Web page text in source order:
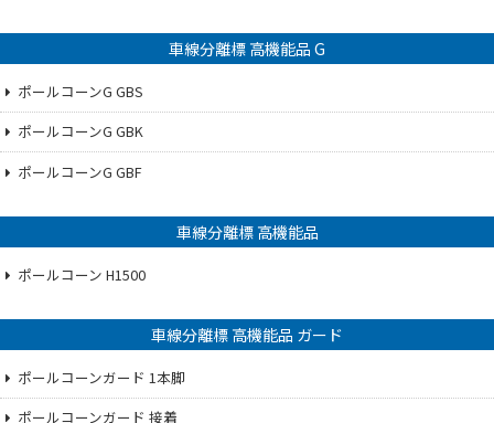
車線分離標 高機能品 G
ポールコーンG GBS
ポールコーンG GBK
ポールコーンG GBF
車線分離標 高機能品
ポールコーン H1500
車線分離標 高機能品 ガード
ポールコーンガード 1本脚
ポールコーンガード 接着